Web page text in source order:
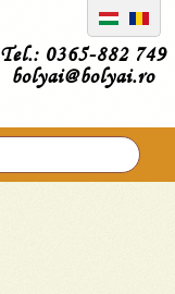
Tel.: 0365-882 749
bolyai@bolyai.ro